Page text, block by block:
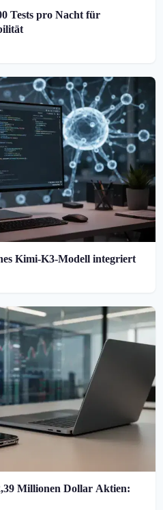
Tests pro Nacht für
Kimi-K3-Modell integriert
Millionen Dollar Aktien: